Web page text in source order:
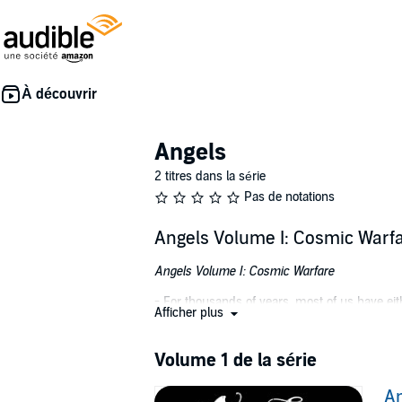
Angels
2 titres dans la série
Pas de notations
Angels Volume I: Cosmic
Angels Volume I: Cosmic Warfare
- For thousands of years, most of us have
Hades and Gehenna? How do demons
Dr. Chuck Missler breaks through
Afficher plus
Volume 1 de la série